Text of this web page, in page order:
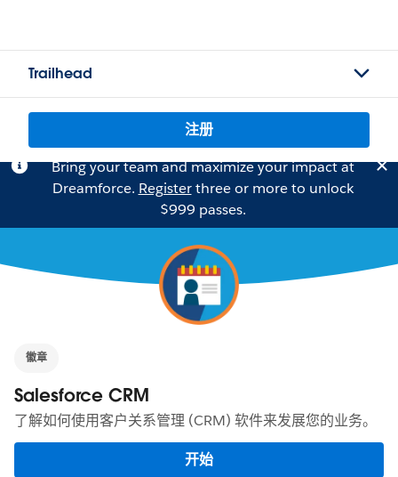
Trailhead
注册
Bring your team and maximize your impact at
Dreamforce. Registerthree or more to unlock
$999 passes.
徽章
Salesforce CRM
了解如何使用客户关系管理 (CRM) 软件来发展您的业务。
开始